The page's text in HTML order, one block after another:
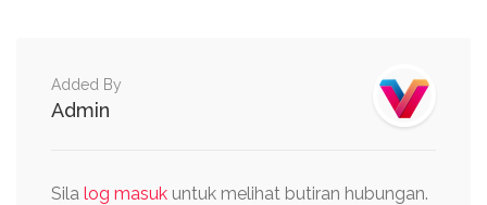
Added By
Admin
Sila log masuk untuk melihat butiran hubungan.